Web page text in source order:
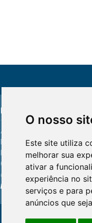
O nosso
Este site utiliza
melhorar sua
ativar a
experiência no
serviços e para
anúncios que
ENDEREÇO
Avenida Itaqui, 45,
Bairro Petrópolis,
Porto Alegre - RS -
CEP 90460-140
Confira as demais
localizações
no Estado